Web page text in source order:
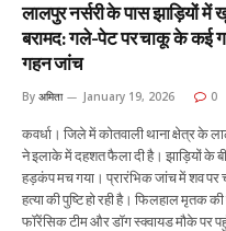
लालपुर नर्सरी के पास झाड़ियों
बरामद: गले-पेट पर चाकू के कई
गहन जांच
By अमिता January 19, 2026 0
कवर्धा। जिले में कोतवाली थाना क्षेत्र के
ने इलाके में दहशत फैला दी है। झाड़ियों
हड़कंप मच गया। प्रारंभिक जांच में शव पर
हत्या की पुष्टि हो रही है। फिलहाल मृतक
फॉरेंसिक टीम और डॉग स्क्वायड मौके पर